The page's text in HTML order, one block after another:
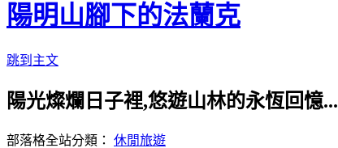
陽明山腳下的法蘭克
跳到主文
陽光燦爛日子裡,悠遊山林的永恆回憶...
部落格全站分類： 休閒旅遊